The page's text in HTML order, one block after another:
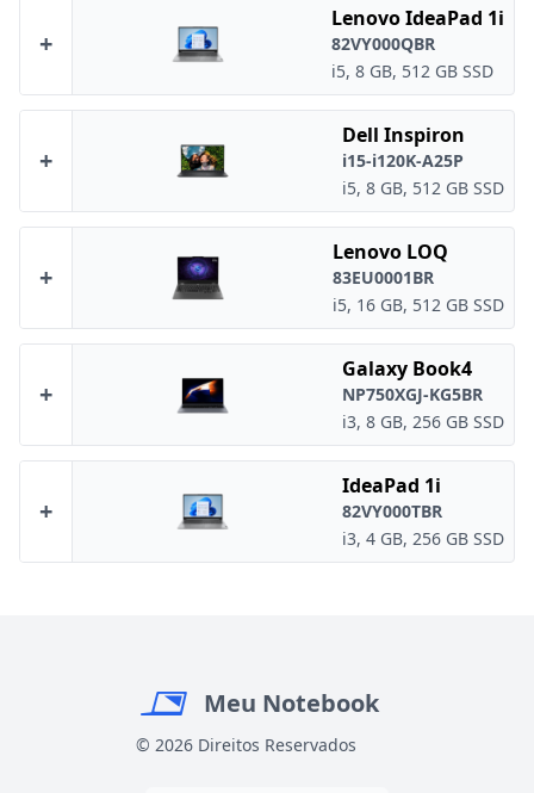
+
Lenovo IdeaPad 1i
82VY000QBR
i5, 8 GB, 512 GB SSD
+
Dell Inspiron
i15-i120K-A25P
i5, 8 GB, 512 GB SSD
+
Lenovo LOQ
83EU0001BR
i5, 16 GB, 512 GB SSD
+
Galaxy Book4
NP750XGJ-KG5BR
i3, 8 GB, 256 GB SSD
+
IdeaPad 1i
82VY000TBR
i3, 4 GB, 256 GB SSD
Meu Notebook
© 2026 Direitos Reservados